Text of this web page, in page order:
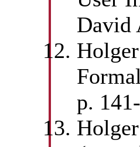
David
p.